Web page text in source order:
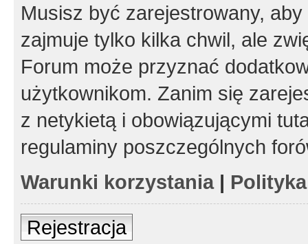
Musisz być zarejestrowany,
zajmuje tylko kilka chwil, ale
Forum może przyznać
użytkownikom. Zanim się
z netykietą i obowiązującymi
regulaminy poszczególnych
Warunki korzystania|
Rejestracja